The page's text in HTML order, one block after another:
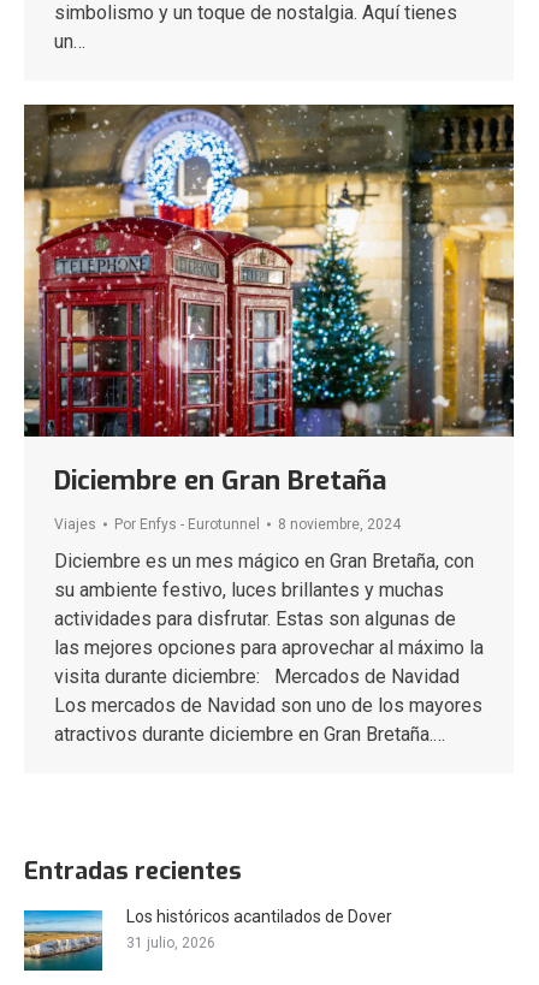
simbolismo y un toque de nostalgia. Aquí tienes
un…
Diciembre en Gran Bretaña
Viajes Por Enfys - Eurotunnel 8 noviembre, 2024
Diciembre es un mes mágico en Gran Bretaña, con
su ambiente festivo, luces brillantes y muchas
actividades para disfrutar. Estas son algunas de
las mejores opciones para aprovechar al máximo la
visita durante diciembre: Mercados de Navidad
Los mercados de Navidad son uno de los mayores
atractivos durante diciembre en Gran Bretaña.…
Entradas recientes
Los históricos acantilados de Dover
31 julio, 2026